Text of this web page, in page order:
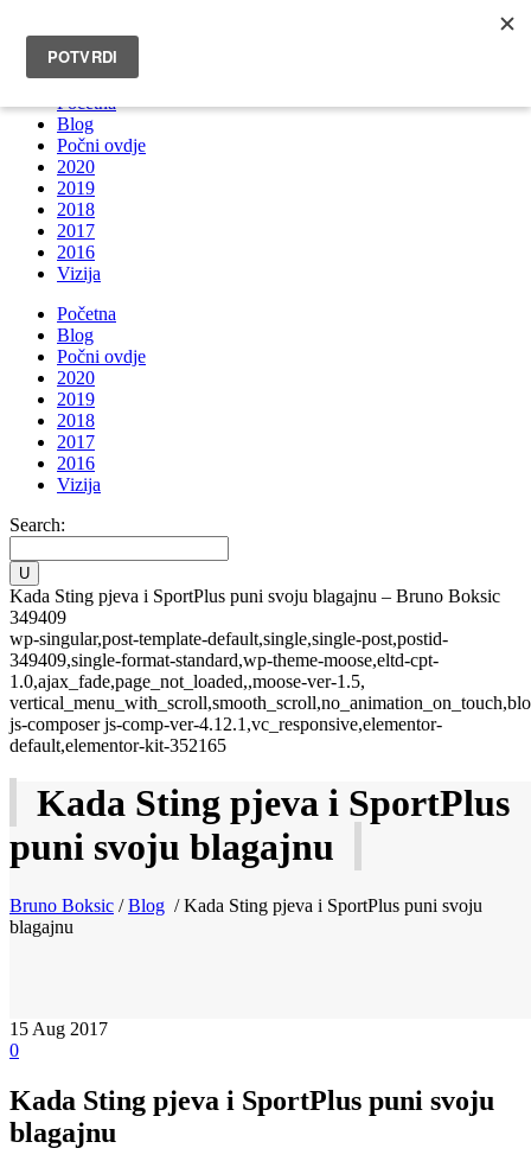
INFO@BRUNOBOKSIC.COM
Početna
Blog
Počni ovdje
2020
2019
2018
2017
2016
Vizija
Početna
Blog
Počni ovdje
2020
2019
2018
2017
2016
Vizija
Search:
Kada Sting pjeva i SportPlus puni svoju blagajnu – Bruno Boksic
349409
wp-singular,post-template-default,single,single-post,postid-
349409,single-format-standard,wp-theme-moose,eltd-cpt-
1.0,ajax_fade,page_not_loaded,,moose-ver-1.5,
js-composer js-comp-ver-4.12.1,vc_responsive,elementor-
default,elementor-kit-352165
Kada Sting pjeva i SportPlus
puni svoju blagajnu
Bruno Boksic /Blog /Kada Sting pjeva i SportPlus puni svoju
blagajnu
15Aug 2017
0
Kada Sting pjeva i SportPlus puni svoju
blagajnu